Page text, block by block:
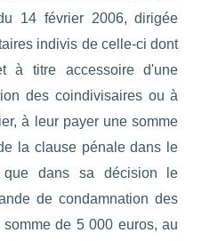
14 février 2006, dirigée
indivis de celle-ci dont
à titre accessoire d'une
des coindivisaires ou à
à leur payer une somme
la clause pénale dans le
dans sa décision le
de condamnation des
de 5 000 euros, au